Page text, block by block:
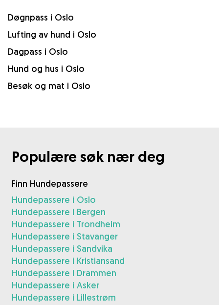
Døgnpass i Oslo
Lufting av hund i Oslo
Dagpass i Oslo
Hund og hus i Oslo
Besøk og mat i Oslo
Populære søk nær deg
Finn Hundepassere
Hundepassere i Oslo
Hundepassere i Bergen
Hundepassere i Trondheim
Hundepassere i Stavanger
Hundepassere i Sandvika
Hundepassere i Kristiansand
Hundepassere i Drammen
Hundepassere i Asker
Hundepassere i Lillestrøm